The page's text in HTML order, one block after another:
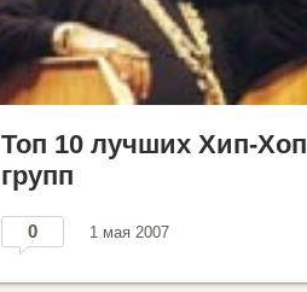
Топ 10 лучших Хип-Хоп
групп
0 1 мая 2007